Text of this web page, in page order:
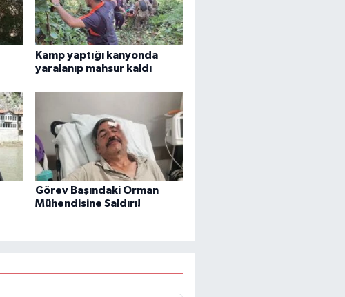
Kamp yaptığı kanyonda
yaralanıp mahsur kaldı
Görev Başındaki Orman
Mühendisine Saldırı!